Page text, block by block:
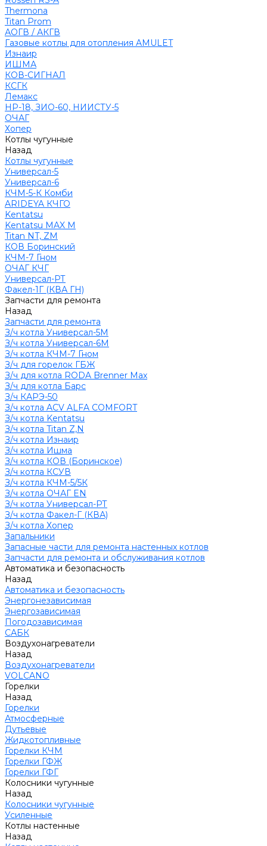
Thermona
Titan Prom
АОГВ / АКГВ
Газовые котлы для отопления AMULET
Изнаир
ИШМА
КОВ-СИГНАЛ
КСГК
Лемакс
НР-18, ЗИО-60, НИИСТУ-5
ОЧАГ
Хопер
Котлы чугунные
Назад
Котлы чугунные
Универсал-5
Универсал-6
КЧМ-5-К Комби
ARIDEYA КЧГО
Kentatsu
Kentatsu MAX M
Titan NT, ZM
КОВ Боринский
КЧМ-7 Гном
ОЧАГ КЧГ
Универсал-РТ
Факел-1Г (КВА ГН)
Запчасти для ремонта
Назад
Запчасти для ремонта
З/ч котла Универсал-5М
З/ч котла Универсал-6М
З/ч котла КЧМ-7 Гном
З/ч для горелок ГБЖ
З/ч для котла RODA Brenner Max
З/ч для котла Барс
З/ч КАРЭ-50
З/ч котла ACV ALFA COMFORT
З/ч котла Kentatsu
З/ч котла Titan Z,N
З/ч котла Изнаир
З/ч котла Ишма
З/ч котла КОВ (Боринское)
З/ч котла КСУВ
З/ч котла КЧМ-5/5К
З/ч котла ОЧАГ EN
З/ч котла Универсал-РТ
З/ч котла Факел-Г (КВА)
З/ч котла Хопер
Запальники
Запасные части для ремонта настенных котлов
Запчасти для ремонта и обслуживания котлов
Автоматика и безопасность
Назад
Автоматика и безопасность
Энергонезависимая
Энергозависимая
Погодозависимая
САБК
Воздухонагреватели
Назад
Воздухонагреватели
VOLCANO
Горелки
Назад
Горелки
Атмосферные
Дутьевые
Жидкотопливные
Горелки КЧМ
Горелки ГФЖ
Горелки ГФГ
Колосники чугунные
Назад
Колосники чугунные
Усиленные
Котлы настенные
Назад